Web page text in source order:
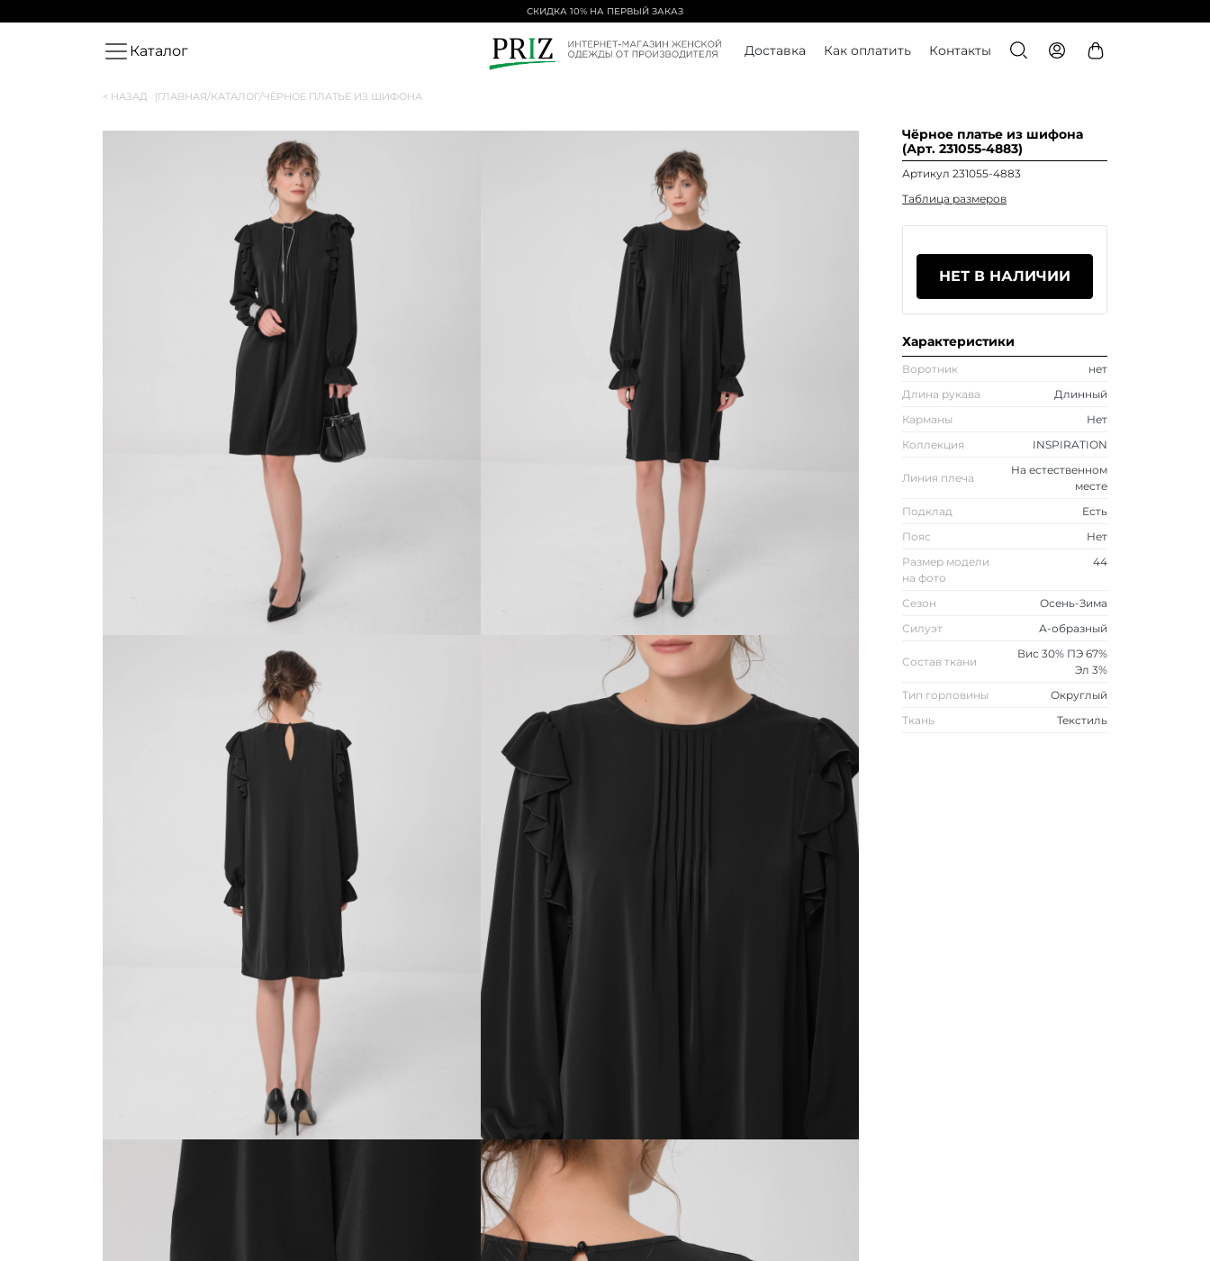
СКИДКА 10% НА ПЕРВЫЙ ЗАКАЗ
Каталог Доставка Как оплатить Контакты
< НАЗАД |ГЛАВНАЯ/КАТАЛОГ/ЧЁРНОЕ ПЛАТЬЕ ИЗ ШИФОНА
Чёрное платье из шифона
(Арт. 231055-4883)
Артикул 231055-4883
Таблица размеров
НЕТ В НАЛИЧИИ
Характеристики
Воротник
нет
Длина рукава
Длинный
Карманы
Нет
Коллекция
INSPIRATION
Линия плеча
На естественном
месте
Подклад
Есть
Пояс
Нет
Размер модели
на фото
44
Сезон
Осень-Зима
Силуэт
А-образный
Состав ткани
Вис 30% ПЭ 67%
Эл 3%
Тип горловины
Округлый
Ткань
Текстиль